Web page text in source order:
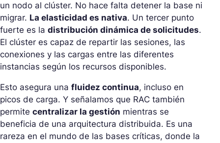
un nodo al clúster. No hace falta detener la base ni
migrar. La elasticidad es nativa. Un tercer punto
fuerte es la distribución dinámica de solicitudes.
El clúster es capaz de repartir las sesiones, las
conexiones y las cargas entre las diferentes
instancias según los recursos disponibles.
Esto asegura una fluidez continua, incluso en
picos de carga. Y señalamos que RAC también
permite centralizar la gestión mientras se
beneficia de una arquitectura distribuida. Es una
rareza en el mundo de las bases críticas, donde la